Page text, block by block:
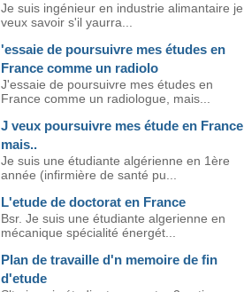
Je suis ingénieur en industrie alimantaire je
veux savoir s'il yaurra...
'essaie de poursuivre mes études en
France comme un radiolo
J'essaie de poursuivre mes études en
France comme un radiologue, mais...
J veux poursuivre mes étude en France
mais..
Je suis une étudiante algérienne en 1ère
année (infirmière de santé pu...
L'etude de doctorat en France
Bsr. Je suis une étudiante algerienne en
mécanique spécialité énergét...
Plan de travaille d'n memoire de fin
d'etude